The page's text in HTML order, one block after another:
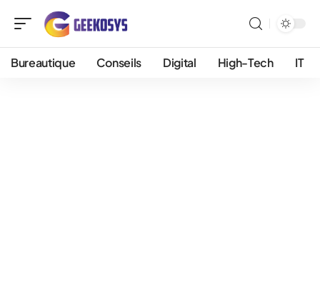
Bureautique Conseils Digital High-Tech IT